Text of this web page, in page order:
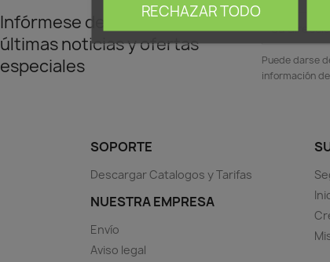
Infórmese de nuestras
últimas noticias y ofertas
especiales
Puede darse
información
SOPORTE
Descargar Catalogos y Tarifas
NUESTRA EMPRESA
Envío
Aviso legal
RECHAZAR TODO